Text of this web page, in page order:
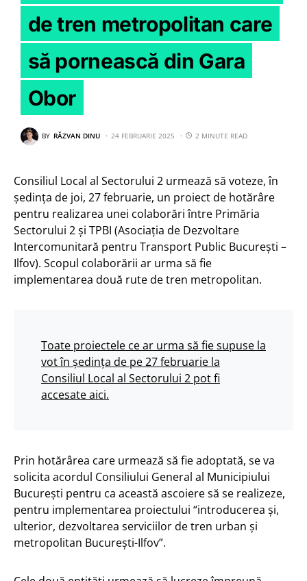
de tren metropolitan care
să pornească din Gara
Obor
BY RĂZVAN DINU 24 FEBRUARIE 2025 2 MINUTE READ
Consiliul Local al Sectorului 2 urmează să voteze, în
ședința de joi, 27 februarie, un proiect de hotărâre
pentru realizarea unei colaborări între Primăria
Sectorului 2 și TPBI (Asociația de Dezvoltare
Intercomunitară pentru Transport Public București –
Ilfov). Scopul colaborării ar urma să fie
implementarea două rute de tren metropolitan.
Toate proiectele ce ar urma să fie supuse la
vot în ședința de pe 27 februarie la
Consiliul Local al Sectorului 2 pot fi
accesate aici.
Prin hotărârea care urmează să fie adoptată, se va
solicita acordul Consiliului General al Municipiului
București pentru ca această ascoiere să se realizeze,
pentru implementarea proiectului “introducerea şi,
ulterior, dezvoltarea serviciilor de tren urban şi
metropolitan Bucureşti-Ilfov”.